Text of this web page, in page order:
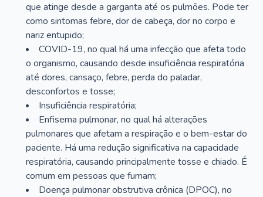
que atinge desde a garganta até os pulmões. Pode ter
como sintomas febre, dor de cabeça, dor no corpo e
nariz entupido;
COVID-19, no qual há uma infecção que afeta todo
o organismo, causando desde insuficiência respiratória
até dores, cansaço, febre, perda do paladar,
desconfortos e tosse;
Insuficiência respiratória;
Enfisema pulmonar, no qual há alterações
pulmonares que afetam a respiração e o bem-estar do
paciente. Há uma redução significativa na capacidade
respiratória, causando principalmente tosse e chiado. É
comum em pessoas que fumam;
Doença pulmonar obstrutiva crônica (DPOC), no